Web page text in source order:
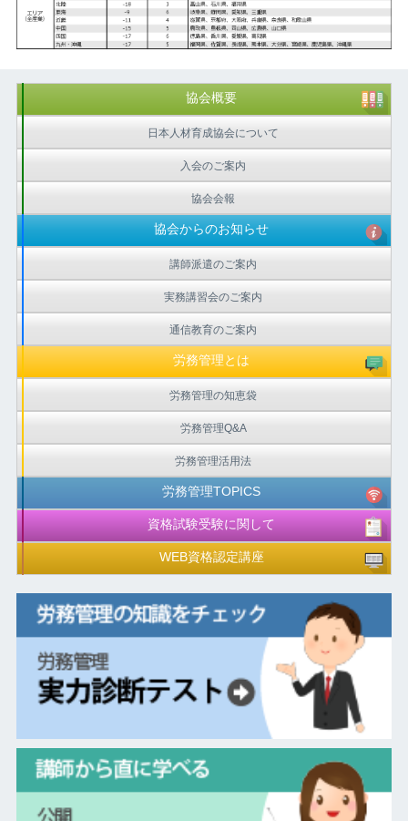
協会概要
日本人材育成協会について
入会のご案内
協会会報
協会からのお知らせ
講師派遣のご案内
実務講習会のご案内
通信教育のご案内
労務管理とは
労務管理の知恵袋
労務管理Q&A
労務管理活用法
労務管理TOPICS
資格試験受験に関して
WEB資格認定講座